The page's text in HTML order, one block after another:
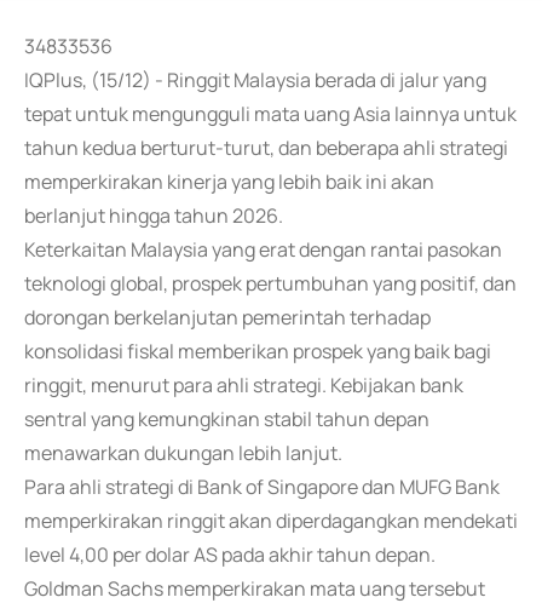
34833536
IQPlus, (15/12) - Ringgit Malaysia berada di jalur yang
tepat untuk mengungguli mata uang Asia lainnya untuk
tahun kedua berturut-turut, dan beberapa ahli strategi
memperkirakan kinerja yang lebih baik ini akan
berlanjut hingga tahun 2026.
Keterkaitan Malaysia yang erat dengan rantai pasokan
teknologi global, prospek pertumbuhan yang positif, dan
dorongan berkelanjutan pemerintah terhadap
konsolidasi fiskal memberikan prospek yang baik bagi
ringgit, menurut para ahli strategi. Kebijakan bank
sentral yang kemungkinan stabil tahun depan
menawarkan dukungan lebih lanjut.
Para ahli strategi di Bank of Singapore dan MUFG Bank
memperkirakan ringgit akan diperdagangkan mendekati
level 4,00 per dolar AS pada akhir tahun depan.
Goldman Sachs memperkirakan mata uang tersebut